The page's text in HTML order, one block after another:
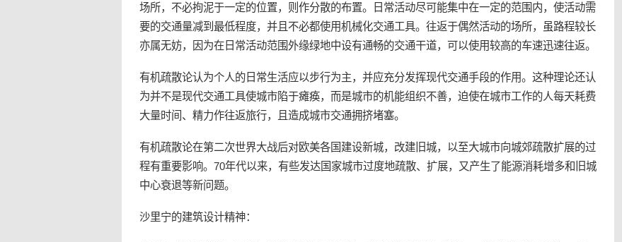
场所，不必拘泥于一定的位置，则作分散的布置。日常活动尽可能集中在一定的范围内，使活动需
要的交通量减到最低程度，并且不必都使用机械化交通工具。往返于偶然活动的场所，虽路程较长
亦属无妨，因为在日常活动范围外缘绿地中设有通畅的交通干道，可以使用较高的车速迅速往返。
有机疏散论认为个人的日常生活应以步行为主，并应充分发挥现代交通手段的作用。这种理论还认
为并不是现代交通工具使城市陷于瘫痪，而是城市的机能组织不善，迫使在城市工作的人每天耗费
大量时间、精力作往返旅行，且造成城市交通拥挤堵塞。
有机疏散论在第二次世界大战后对欧美各国建设新城，改建旧城，以至大城市向城郊疏散扩展的过
程有重要影响。70年代以来，有些发达国家城市过度地疏散、扩展，又产生了能源消耗增多和旧城
中心衰退等新问题。
沙里宁的建筑设计精神：